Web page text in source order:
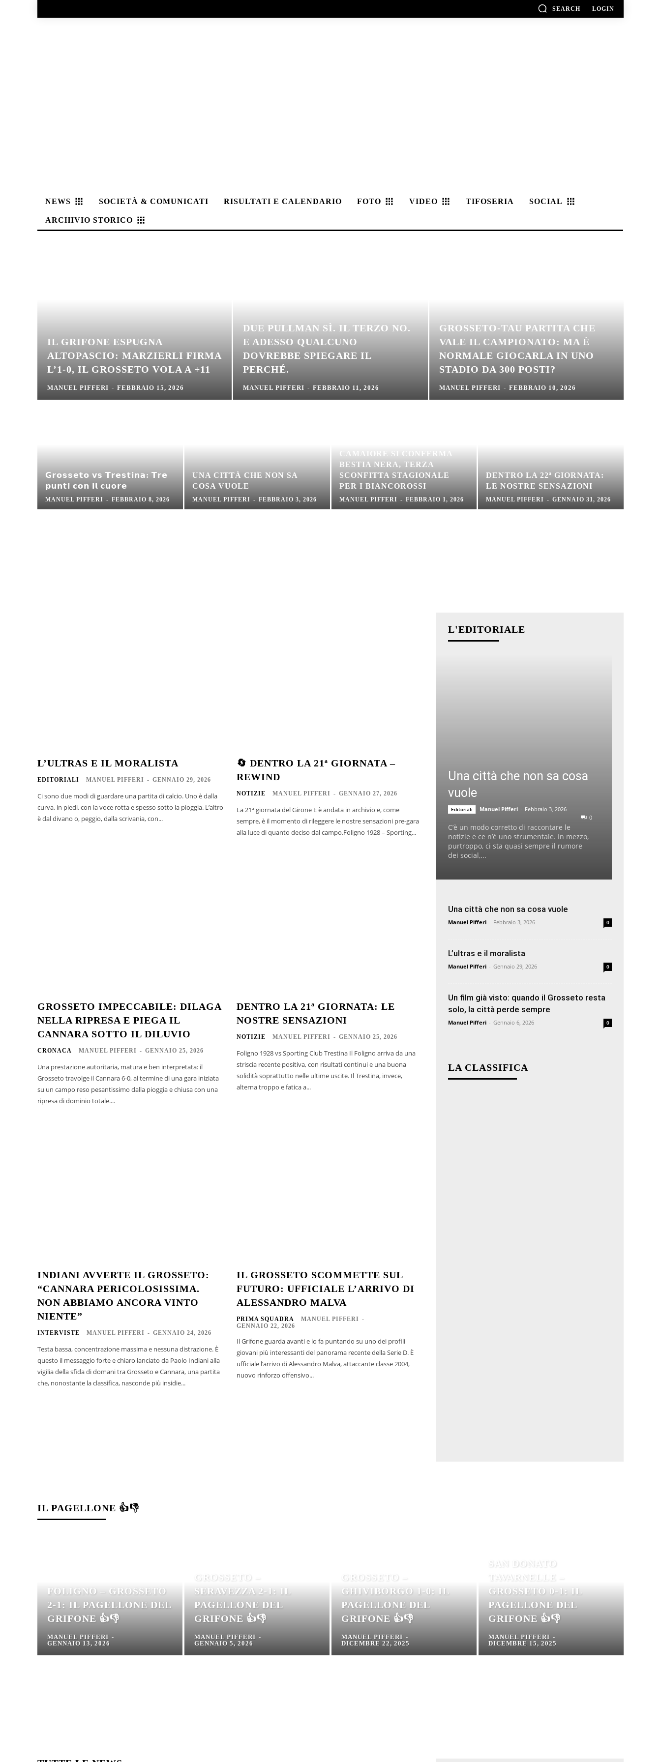
SEARCH LOGIN
NEWS SOCIETÀ & COMUNICATI RISULTATI E CALENDARIO FOTO VIDEO TIFOSERIA SOCIAL
ARCHIVIO STORICO
IL GRIFONE ESPUGNA
ALTOPASCIO: MARZIERLI FIRMA
L’1-0, IL GROSSETO VOLA A +11
MANUEL PIFFERI - FEBBRAIO 15, 2026
DUE PULLMAN SÌ. IL TERZO NO.
E ADESSO QUALCUNO
DOVREBBE SPIEGARE IL
PERCHÉ.
MANUEL PIFFERI - FEBBRAIO 11, 2026
GROSSETO-TAU PARTITA CHE
VALE IL CAMPIONATO: MA È
NORMALE GIOCARLA IN UNO
STADIO DA 300 POSTI?
MANUEL PIFFERI - FEBBRAIO 10, 2026
𝗚𝗿𝗼𝘀𝘀𝗲𝘁𝗼 𝘃𝘀 𝗧𝗿𝗲𝘀𝘁𝗶𝗻𝗮: 𝗧𝗿𝗲
𝗽𝘂𝗻𝘁𝗶 𝗰𝗼𝗻 𝗶𝗹 𝗰𝘂𝗼𝗿𝗲
MANUEL PIFFERI - FEBBRAIO 8, 2026
UNA CITTÀ CHE NON SA
COSA VUOLE
MANUEL PIFFERI - FEBBRAIO 3, 2026
CAMAIORE SI CONFERMA
BESTIA NERA, TERZA
SCONFITTA STAGIONALE
PER I BIANCOROSSI
MANUEL PIFFERI - FEBBRAIO 1, 2026
DENTRO LA 22ª GIORNATA:
LE NOSTRE SENSAZIONI
MANUEL PIFFERI - GENNAIO 31, 2026
L’ULTRAS E IL MORALISTA
EDITORIALI MANUEL PIFFERI - GENNAIO 29, 2026
Ci sono due modi di guardare una partita di calcio. Uno è dalla
curva, in piedi, con la voce rotta e spesso sotto la pioggia. L’altro
è dal divano o, peggio, dalla scrivania, con...
🔄 DENTRO LA 21ª GIORNATA –
REWIND
NOTIZIE MANUEL PIFFERI - GENNAIO 27, 2026
La 21ª giornata del Girone E è andata in archivio e, come
sempre, è il momento di rileggere le nostre sensazioni pre-gara
alla luce di quanto deciso dal campo.Foligno 1928 – Sporting...
GROSSETO IMPECCABILE: DILAGA
NELLA RIPRESA E PIEGA IL
CANNARA SOTTO IL DILUVIO
CRONACA MANUEL PIFFERI - GENNAIO 25, 2026
Una prestazione autoritaria, matura e ben interpretata: il
Grosseto travolge il Cannara 6-0, al termine di una gara iniziata
su un campo reso pesantissimo dalla pioggia e chiusa con una
ripresa di dominio totale....
DENTRO LA 21ª GIORNATA: LE
NOSTRE SENSAZIONI
NOTIZIE MANUEL PIFFERI - GENNAIO 25, 2026
Foligno 1928 vs Sporting Club Trestina Il Foligno arriva da una
striscia recente positiva, con risultati continui e una buona
solidità soprattutto nelle ultime uscite. Il Trestina, invece,
alterna troppo e fatica a...
INDIANI AVVERTE IL GROSSETO:
“CANNARA PERICOLOSISSIMA.
NON ABBIAMO ANCORA VINTO
NIENTE”
INTERVISTE MANUEL PIFFERI - GENNAIO 24, 2026
Testa bassa, concentrazione massima e nessuna distrazione. È
questo il messaggio forte e chiaro lanciato da Paolo Indiani alla
vigilia della sfida di domani tra Grosseto e Cannara, una partita
che, nonostante la classifica, nasconde più insidie...
IL GROSSETO SCOMMETTE SUL
FUTURO: UFFICIALE L’ARRIVO DI
ALESSANDRO MALVA
PRIMA SQUADRA MANUEL PIFFERI -
GENNAIO 22, 2026
Il Grifone guarda avanti e lo fa puntando su uno dei profili
giovani più interessanti del panorama recente della Serie D. È
ufficiale l’arrivo di Alessandro Malva, attaccante classe 2004,
nuovo rinforzo offensivo...
L'EDITORIALE
Una città che non sa cosa
vuole
Editoriali Manuel Pifferi - Febbraio 3, 2026
0
C’è un modo corretto di raccontare le
notizie e ce n’è uno strumentale. In mezzo,
purtroppo, ci sta quasi sempre il rumore
dei social,...
Una città che non sa cosa vuole
Manuel Pifferi - Febbraio 3, 2026 0
L’ultras e il moralista
Manuel Pifferi - Gennaio 29, 2026 0
Un film già visto: quando il Grosseto resta
solo, la città perde sempre
Manuel Pifferi - Gennaio 6, 2026 0
LA CLASSIFICA
IL PAGELLONE 👍👎
FOLIGNO – GROSSETO
2-1: IL PAGELLONE DEL
GRIFONE 👍👎
MANUEL PIFFERI -
GENNAIO 13, 2026
GROSSETO –
SERAVEZZA 2-1: IL
PAGELLONE DEL
GRIFONE 👍👎
MANUEL PIFFERI -
GENNAIO 5, 2026
GROSSETO –
GHIVIBORGO 1-0: IL
PAGELLONE DEL
GRIFONE 👍👎
MANUEL PIFFERI -
DICEMBRE 22, 2025
SAN DONATO
TAVARNELLE –
GROSSETO 0-1: IL
PAGELLONE DEL
GRIFONE 👍👎
MANUEL PIFFERI -
DICEMBRE 15, 2025